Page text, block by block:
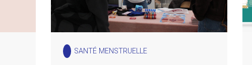
SANTÉ MENSTRUELLE